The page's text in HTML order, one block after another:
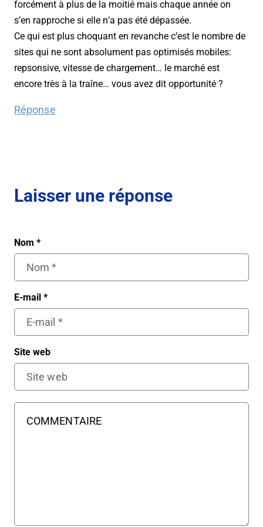
forcément à plus de la moitié mais chaque année on
s’en rapproche si elle n’a pas été dépassée.
Ce qui est plus choquant en revanche c’est le nombre de
sites qui ne sont absolument pas optimisés mobiles:
repsonsive, vitesse de chargement… le marché est
encore très à la traîne… vous avez dit opportunité ?
Réponse
Laisser une réponse
Nom *
E-mail *
Site web